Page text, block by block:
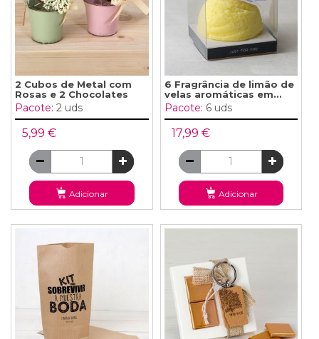
2 Cubos de Metal com
Rosas e 2 Chocolates
Pacote: 2 uds
5,99 €
Adicionar
6 Fragrância de limão de
velas aromáticas em...
Pacote: 6 uds
17,99 €
Adicionar